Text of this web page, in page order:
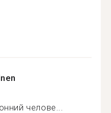
челове...